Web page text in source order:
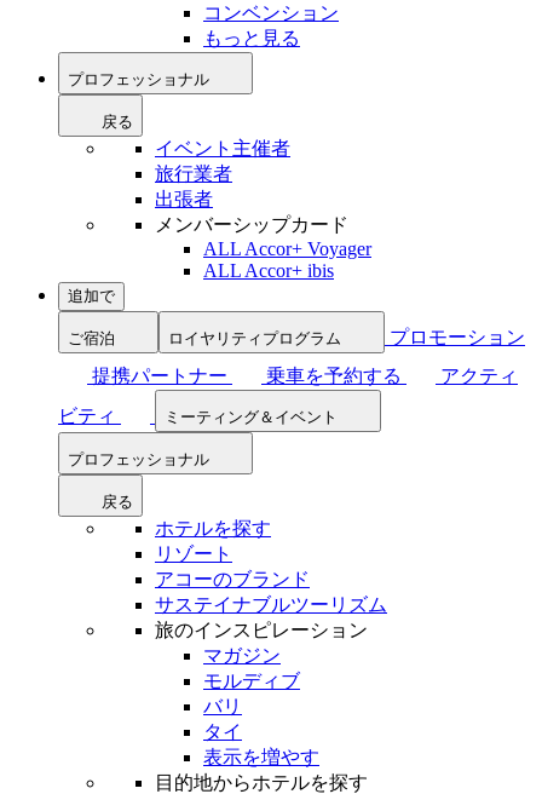
コンベンション
もっと見る
プロフェッショナル
戻る
イベント主催者
旅行業者
出張者
メンバーシップカード
ALL Accor+ Voyager
ALL Accor+ ibis
追加で
ご宿泊 ロイヤリティプログラム
プロモーション
提携パートナー
乗車を予約する
アクティ
ビティ
ミーティング＆イベント
プロフェッショナル
戻る
ホテルを探す
リゾート
アコーのブランド
サステイナブルツーリズム
旅のインスピレーション
マガジン
モルディブ
バリ
タイ
表示を増やす
目的地からホテルを探す